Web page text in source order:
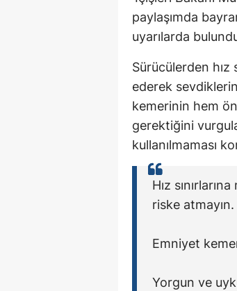
paylaşımda
uyarılarda
Sürücülerden hız
ederek
kemerinin hem
gerektiğini
kullanılmaması
Hız
riske atmayın.
Emniyet
Yorgun ve